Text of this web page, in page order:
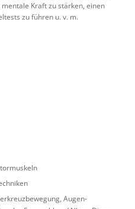
Kraft zu stärken, einen
zu führen u. v. m.
Augen-